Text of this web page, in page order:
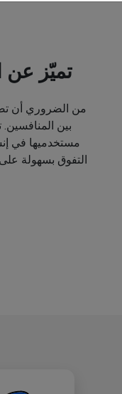
تميّز عن
من الضروري أن
بين
مستخدميها في
التفوق بسهولة